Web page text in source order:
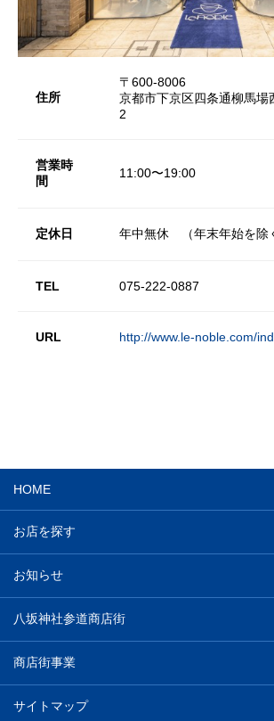
住所
〒600-8006
京都市下京区四条通柳馬場
2
営業時
間
11:00〜19:00
定休日 年中無休 （年末年始を
TEL 075-222-0887
URL http://www.le-noble.com/
HOME
お店を探す
お知らせ
八坂神社参道商店街
商店街事業
サイトマップ